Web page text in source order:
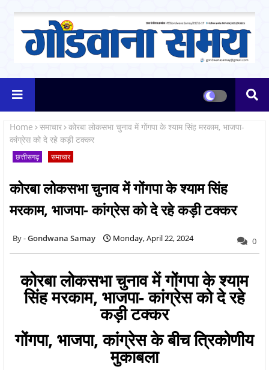
Home समाचार कोरबा लोकसभा चुनाव में गोंगपा के श्याम सिंह मरकाम, भाजपा-
कांग्रेस को दे रहे कड़ी टक्कर
छत्तीसगढ़ समाचार
कोरबा लोकसभा चुनाव में गोंगपा के श्याम सिंह
मरकाम, भाजपा- कांग्रेस को दे रहे कड़ी टक्कर
Gondwana Samay Monday, April 22, 2024 0
कोरबा लोकसभा चुनाव में गोंगपा के श्याम
सिंह मरकाम, भाजपा- कांग्रेस को दे रहे
कड़ी टक्कर
गोंगपा, भाजपा, कांग्रेस के बीच त्रिकोणीय
मुकाबला